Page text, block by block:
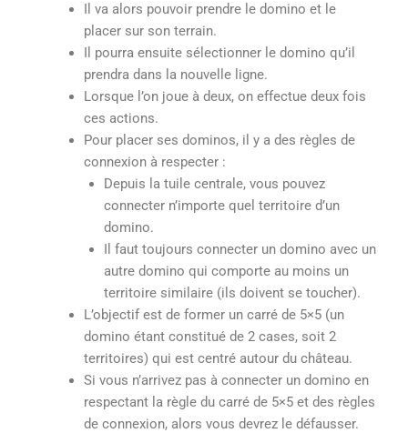
Il va alors pouvoir prendre le domino et le
placer sur son terrain.
Il pourra ensuite sélectionner le domino qu’il
prendra dans la nouvelle ligne.
Lorsque l’on joue à deux, on effectue deux fois
ces actions.
Pour placer ses dominos, il y a des règles de
connexion à respecter :
Depuis la tuile centrale, vous pouvez
connecter n’importe quel territoire d’un
domino.
Il faut toujours connecter un domino avec un
autre domino qui comporte au moins un
territoire similaire (ils doivent se toucher).
L’objectif est de former un carré de 5×5 (un
domino étant constitué de 2 cases, soit 2
territoires) qui est centré autour du château.
Si vous n’arrivez pas à connecter un domino en
respectant la règle du carré de 5×5 et des règles
de connexion, alors vous devrez le défausser.